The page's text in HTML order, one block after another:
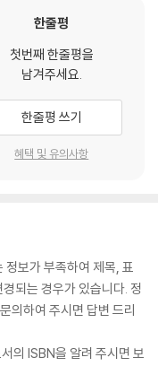
한줄평
첫번째 한줄평을
남겨주세요.
한줄평 쓰기
혜택 및 유의사항
정보가 부족하여 제목, 표
되는 경우가 있습니다. 정
의하여 주시면 답변 드리
의 ISBN을 알려 주시면 보